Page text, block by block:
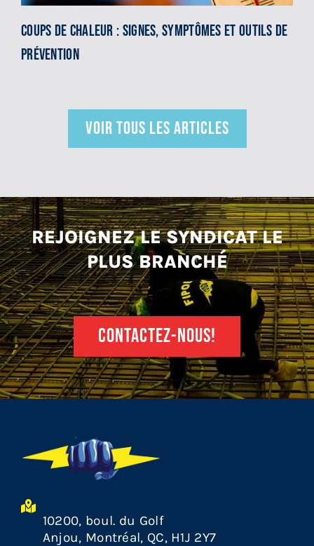
Coups de chaleur : signes, symptômes et outils de
prévention
VOIR TOUS LES ARTICLES
REJOIGNEZ LE SYNDICAT LE
PLUS BRANCHÉ
CONTACTEZ-NOUS!
10200, boul. du Golf
Anjou, Montréal, QC, H1J 2Y7